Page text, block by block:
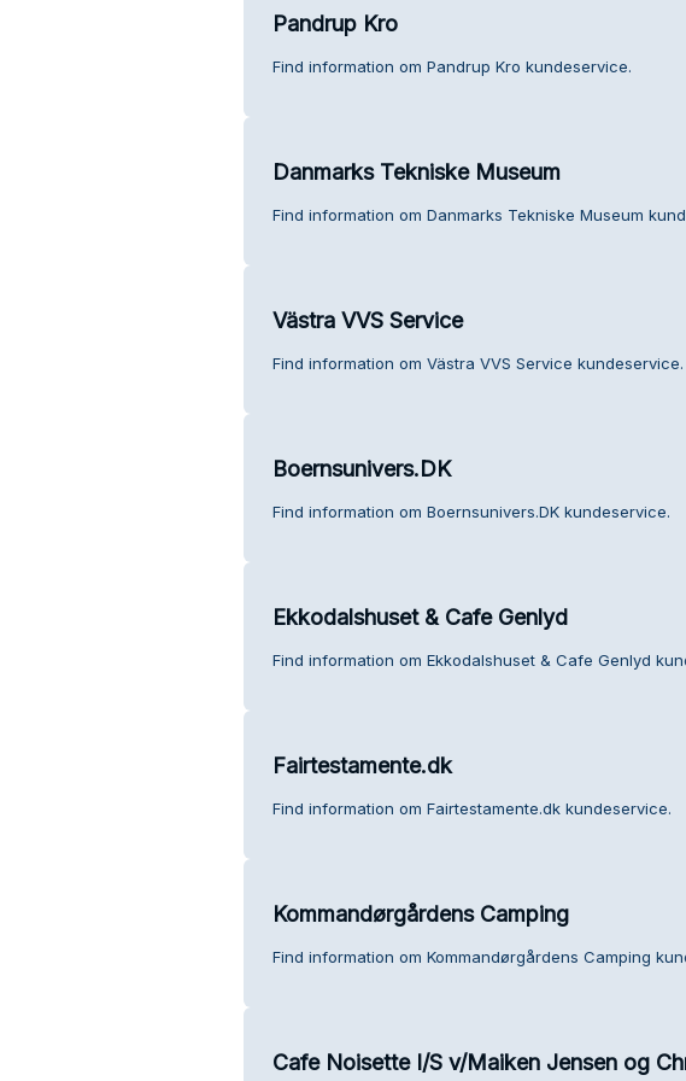
Pandrup Kro
Find information om Pandrup Kro kundeservice.
Danmarks Tekniske Museum
Find information om Danmarks Tekniske Museum
Västra VVS Service
Find information om Västra VVS Service kundeservice.
Boernsunivers.DK
Find information om Boernsunivers.DK kundeservice.
Ekkodalshuset & Cafe Genlyd
Find information om Ekkodalshuset & Cafe Genlyd
Fairtestamente.dk
Find information om Fairtestamente.dk kundeservice.
Kommandørgårdens Camping
Find information om Kommandørgårdens Camping
Cafe Noisette I/S v/Maiken Jensen og